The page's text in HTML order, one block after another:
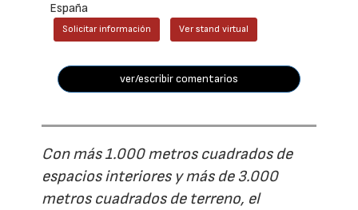
España
Solicitar información Ver stand virtual
ver/escribir comentarios
Con más 1.000 metros cuadrados de
espacios interiores y más de 3.000
metros cuadrados de terreno, el